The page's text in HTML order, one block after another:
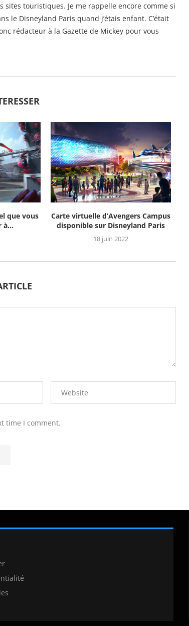
sites touristiques. Je me rappelle encore comme si
le Disneyland Paris quand j’étais enfant. C’était
rédacteur à la Gazette de Mickey pour vous
que vous
à...
Carte virtuelle d’Avengers Campus
disponible sur Disneyland Paris
18 juin 2022
time I comment.